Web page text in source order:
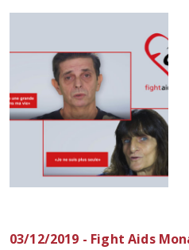
03/12/2019 - Fight Aids